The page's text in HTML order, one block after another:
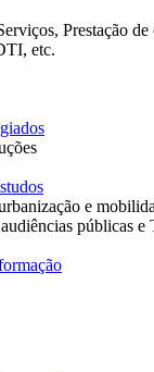
Prestação
etc.
e
públicas e